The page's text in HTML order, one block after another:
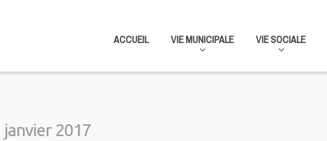
ACCUEIL VIE MUNICIPALE VIE SOCIALE
janvier 2017